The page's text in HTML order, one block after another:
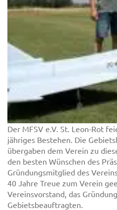
Der MFSV e.V. St. Leon-Rot
jähriges Bestehen. Die
übergaben dem Verein zu
den besten Wünschen des
Gründungsmitglied des
40 Jahre Treue zum Verein
Vereinsvorstand, das
Gebietsbeauftragten.